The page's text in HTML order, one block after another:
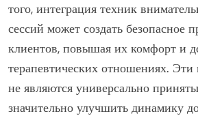
того, интеграция техник
сессий может создать безопасное
клиентов, повышая их комфорт и
терапевтических отношениях. Эти
не являются универсально
значительно улучшить динамику